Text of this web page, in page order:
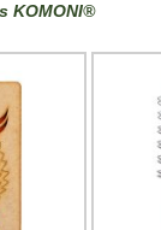
KOMONI®